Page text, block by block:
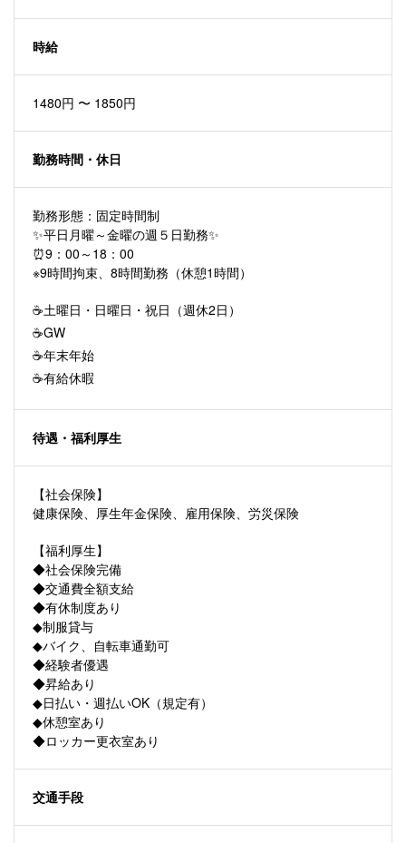
時給
1480円 〜 1850円
勤務時間・休日
勤務形態：固定時間制
✨平日月曜～金曜の週５日勤務✨
⏰9：00～18：00
※9時間拘束、8時間勤務（休憩1時間）
☕土曜日・日曜日・祝日（週休2日）
☕GW
☕年末年始
☕有給休暇
待遇・福利厚⽣
【社会保険】
健康保険、厚生年金保険、雇用保険、労災保険
【福利厚生】
◆社会保険完備
◆交通費全額支給
◆有休制度あり
◆制服貸与
◆バイク、自転車通勤可
◆経験者優遇
◆昇給あり
◆日払い・週払いOK（規定有）
◆休憩室あり
◆ロッカー更衣室あり
交通手段